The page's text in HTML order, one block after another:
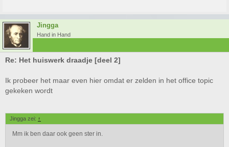
Jingga
Hand in Hand
Re: Het huiswerk draadje [deel 2]
Ik probeer het maar even hier omdat er zelden in het office topic
gekeken wordt
Jingga zei: ↑
Mm ik ben daar ook geen ster in.